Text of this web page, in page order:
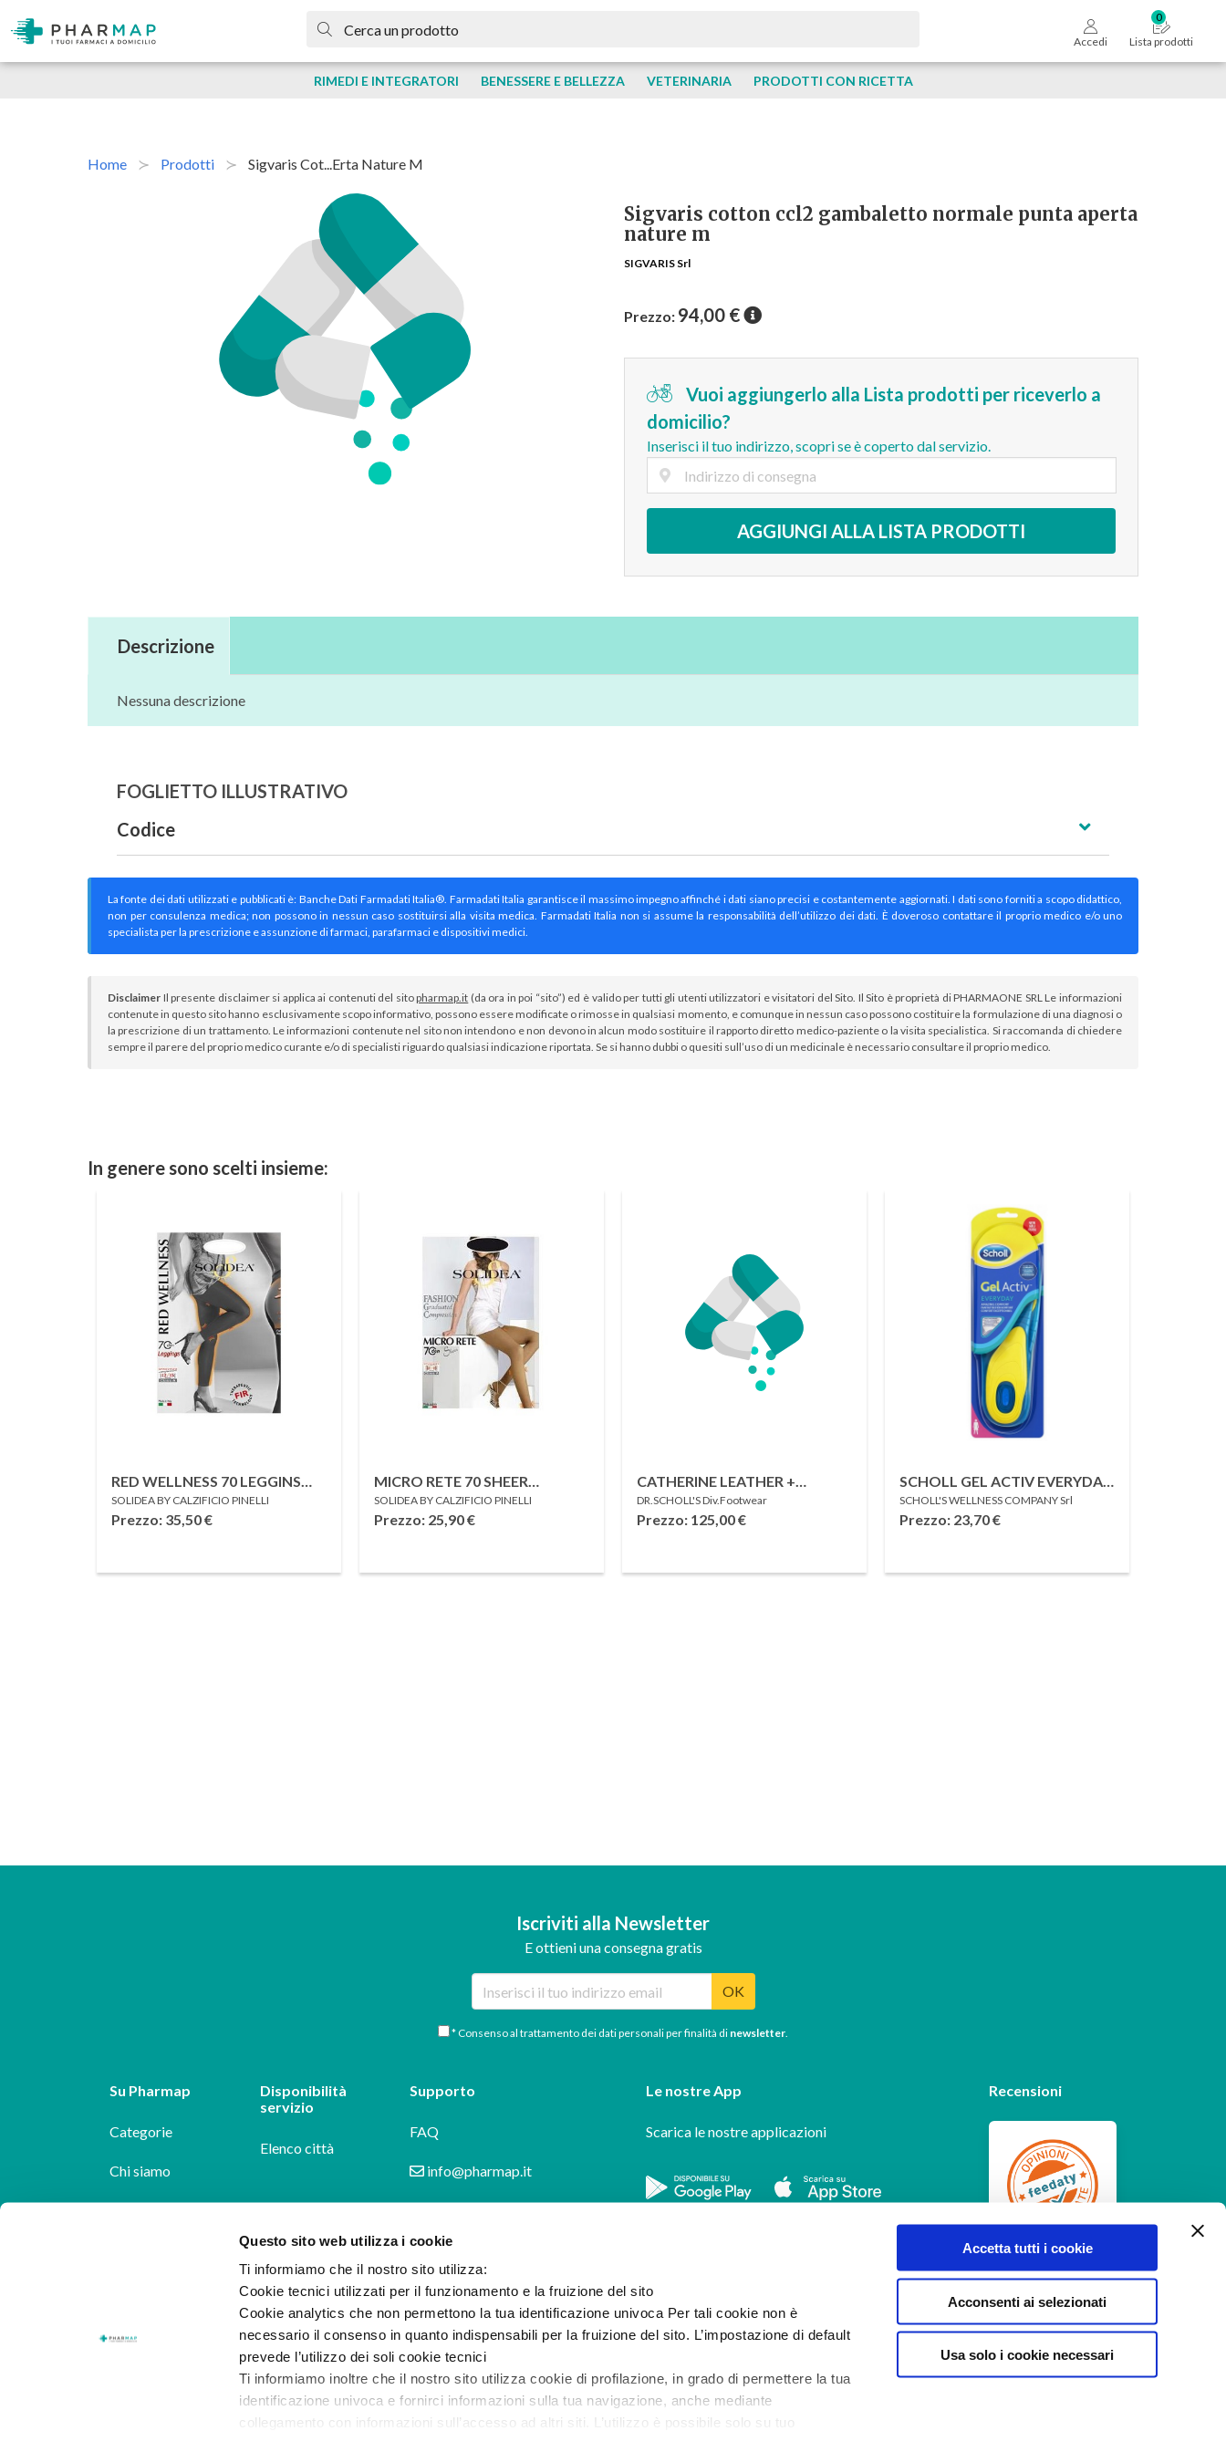
Questo sito web utilizza i cookie
Ti informiamo che il nostro sito utilizza:
Cookie tecnici utilizzati per il funzionamento e la fruizione del sito
Cookie analytics che non permettono la tua identificazione univoca Per tali cookie non è
necessario il consenso in quanto indispensabili per la fruizione del sito. L’impostazione di default
prevede l’utilizzo dei soli cookie tecnici
Ti informiamo inoltre che il nostro sito utilizza cookie di profilazione, in grado di permettere la tua
identificazione univoca e fornirci informazioni sulla tua navigazione, anche mediante
collegamento con informazioni sull’accesso ad altri siti. L’utilizzo è possibile solo su tuo
Accetta tutti i cookie
Acconsenti ai selezionati
Usa solo i cookie necessari
Accedi Lista prodotti
RIMEDI E INTEGRATORI BENESSERE E BELLEZZA VETERINARIA PRODOTTI CON RICETTA
Home Prodotti Sigvaris Cot...erta Nature M
Sigvaris cotton ccl2 gambaletto normale punta aperta
nature m
SIGVARIS Srl
Prezzo: 94,00 €
Vuoi aggiungerlo alla Lista prodotti per riceverlo a
domicilio?
Inserisci il tuo indirizzo, scopri se è coperto dal servizio.
AGGIUNGI ALLA LISTA PRODOTTI
Descrizione
Nessuna descrizione
FOGLIETTO ILLUSTRATIVO
Codice
La fonte dei dati utilizzati e pubblicati è: Banche Dati Farmadati Italia®. Farmadati Italia garantisce il massimo impegno affinché i dati siano precisi e costantemente aggiornati. I dati sono forniti a scopo didattico,
non per consulenza medica; non possono in nessun caso sostituirsi alla visita medica. Farmadati Italia non si assume la responsabilità dell’utilizzo dei dati. È doveroso contattare il proprio medico e/o uno
specialista per la prescrizione e assunzione di farmaci, parafarmaci e dispositivi medici.
Disclaimer Il presente disclaimer si applica ai contenuti del sitopharmap.it (da ora in poi “sito”) ed è valido per tutti gli utenti utilizzatori e visitatori del Sito. Il Sito è proprietà di PHARMAONE SRL Le informazioni
contenute in questo sito hanno esclusivamente scopo informativo, possono essere modificate o rimosse in qualsiasi momento, e comunque in nessun caso possono costituire la formulazione di una diagnosi o
la prescrizione di un trattamento. Le informazioni contenute nel sito non intendono e non devono in alcun modo sostituire il rapporto diretto medico-paziente o la visita specialistica. Si raccomanda di chiedere
sempre il parere del proprio medico curante e/o di specialisti riguardo qualsiasi indicazione riportata. Se si hanno dubbi o quesiti sull’uso di un medicinale è necessario consultare il proprio medico.
In genere sono scelti insieme:
RED WELLNESS 70 LEGGINS
NERO 2M
SOLIDEA BY CALZIFICIO PINELLI
Prezzo: 35,50€
MICRO RETE 70 SHEER
COLLANT SABBIA 4-L
SOLIDEA BY CALZIFICIO PINELLI
Prezzo: 25,90€
CATHERINE LEATHER +
ELASTICATED TEXTILE
WOMENS BLACK REMOVABLE
DR.SCHOLL'S Div.Footwear
Prezzo: 125,00€
SCHOLL GEL ACTIV EVERYDAY
DONNA
SCHOLL'S WELLNESS COMPANY Srl
Prezzo: 23,70€
Iscriviti alla Newsletter
E ottieni una consegna gratis
OK
* Consenso al trattamento dei dati personali per finalità di newsletter.
Su Pharmap
Categorie
Chi siamo
Disponibilità
servizio
Elenco città
Supporto
FAQ
info@pharmap.it
Le nostre App
Scarica le nostre applicazioni
Recensioni
Feedaty 4.7 /
feedbacks